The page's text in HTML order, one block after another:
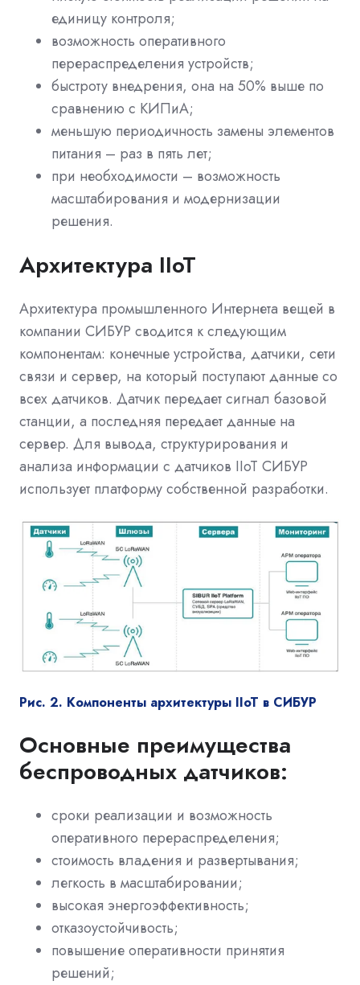
единицу контроля;
возможность оперативного
перераспределения устройств;
быстроту внедрения, она на 50% выше по
сравнению с КИПиА;
меньшую периодичность замены элементов
питания – раз в пять лет;
при необходимости – возможность
масштабирования и модернизации
решения.
Архитектура IIoT
Архитектура промышленного Интернета вещей в
компании СИБУР сводится к следующим
компонентам: конечные устройства, датчики, сети
связи и сервер, на который поступают данные со
всех датчиков. Датчик передает сигнал базовой
станции, а последняя передает данные на
сервер. Для вывода, структурирования и
анализа информации с датчиков IIoT СИБУР
использует платформу собственной разработки.
Рис. 2. Компоненты архитектуры IIoT в СИБУР
Основные преимущества
беспроводных датчиков:
сроки реализации и возможность
оперативного перераспределения;
стоимость владения и развертывания;
легкость в масштабировании;
высокая энергоэффективность;
отказоустойчивость;
повышение оперативности принятия
решений;